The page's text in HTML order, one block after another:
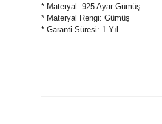
* Materyal: 925 Ayar Gümüş
* Materyal Rengi: Gümüş
* Garanti Süresi: 1 Yıl